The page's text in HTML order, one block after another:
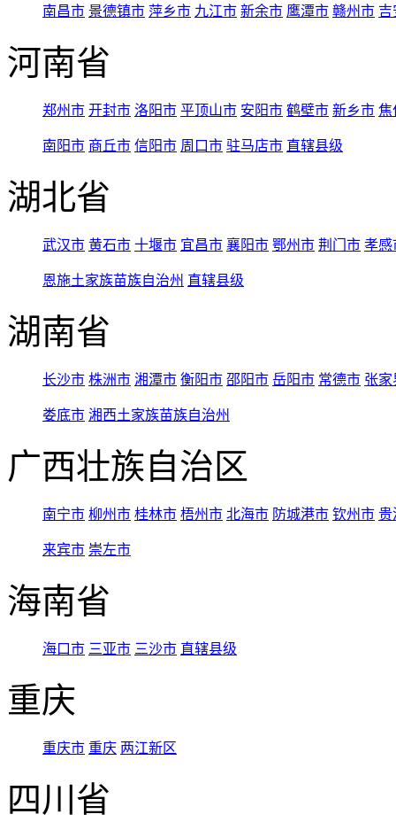
南昌市 景德镇市 萍乡市 九江市 新余市 鹰潭市 赣州市 吉
河南省
郑州市 开封市 洛阳市 平顶山市 安阳市 鹤壁市 新乡市 焦
南阳市 商丘市 信阳市 周口市 驻马店市 直辖县级
湖北省
武汉市 黄石市 十堰市 宜昌市 襄阳市 鄂州市 荆门市 孝感
恩施土家族苗族自治州 直辖县级
湖南省
长沙市 株洲市 湘潭市 衡阳市 邵阳市 岳阳市 常德市 张家
娄底市 湘西土家族苗族自治州
广西壮族自治区
南宁市 柳州市 桂林市 梧州市 北海市 防城港市 钦州市 贵
来宾市 崇左市
海南省
海口市 三亚市 三沙市 直辖县级
重庆
重庆市 重庆 两江新区
四川省